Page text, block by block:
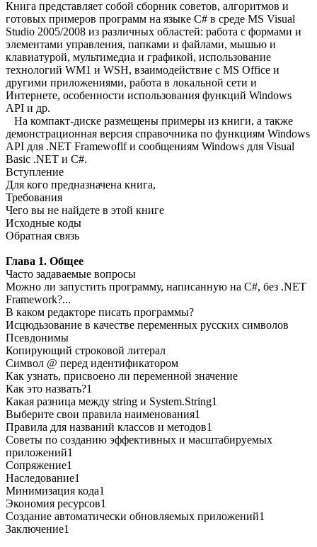
Книга представляет собой сборник советов, алгоритмов и
готовых приме­ров программ на языке С# в среде MS Visual
Studio 2005/2008 из различных областей: работа с формами и
элементами управления, папками и файлами, мышью и
клавиатурой, мультимедиа и графикой, использование
технологий WM1 и WSH, взаимодействие с MS Office и
другими приложениями, работа в локальной сети и
Интернете, особенности использования функций Windows
API и др.
На компакт-диске размещены примеры из книги, а также
демонстрацион­ная версия справочника по функциям Windows
API для .NET Framewoflf и со­общениям Windows для Visual
Basic .NET и C#.
Вступление
Для кого предназначена книга,
Требования
Чего вы не найдете в этой книге
Исходные коды
Обратная связь
Глава 1. Общее
Часто задаваемые вопросы
Можно ли запустить программу, написанную на С#, без .NET
Framework?...
В каком редакторе писать программы?
Исцюдьзование в качестве переменных русских символов
Псевдонимы
Копирующий строковой литерал
Символ @ перед идентификатором
Как узнать, присвоено ли переменной значение
Как это назвать?1
Какая разница между string и System.String1
Выберите свои правила наименования1
Правила для названий классов и методов1
Советы по созданию эффективных и масштабируемых
приложений1
Сопряжение1
Наследование1
Минимизация кода1
Экономия ресурсов1
Создание автоматически обновляемых приложений1
Заключение1